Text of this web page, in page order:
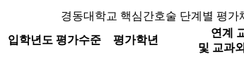
경동대학교 핵심간호술 단계별 평가
입학년도 평가수준 평가학년
연계
및 교과